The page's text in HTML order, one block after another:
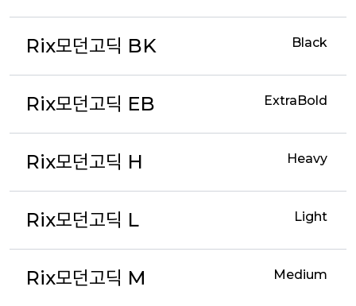
Rix모던고딕 BK Black
Rix모던고딕 EB ExtraBold
Rix모던고딕 H Heavy
Rix모던고딕 L Light
Rix모던고딕 M Medium